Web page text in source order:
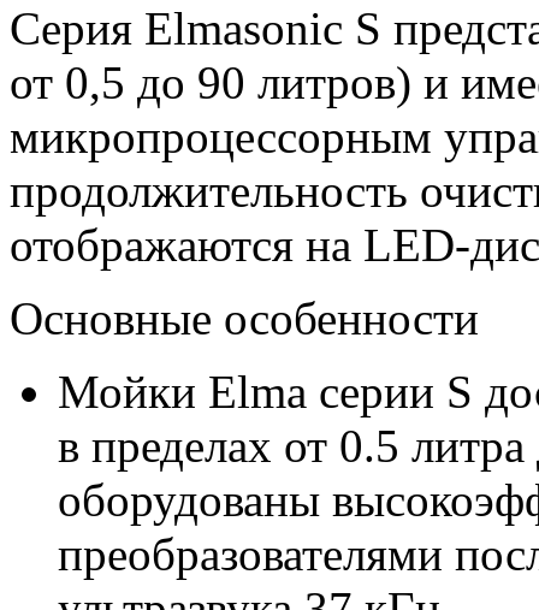
Серия Elmasonic S
от 0,5 до 90 литров) и
микропроцессорным
продолжительность
отображаются на LED-
Основные особенности
Мойки Elma серии S
в пределах от 0.5
оборудованы
преобразователями